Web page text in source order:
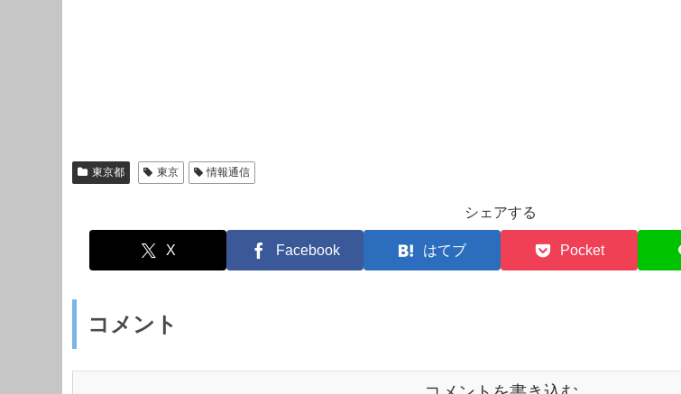
東京都 東京 情報通信
シェアする
X Facebook はてブ Pocket
コメント